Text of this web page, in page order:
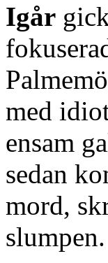
Igår
med
ensam
sedan
mord,
slumpen.